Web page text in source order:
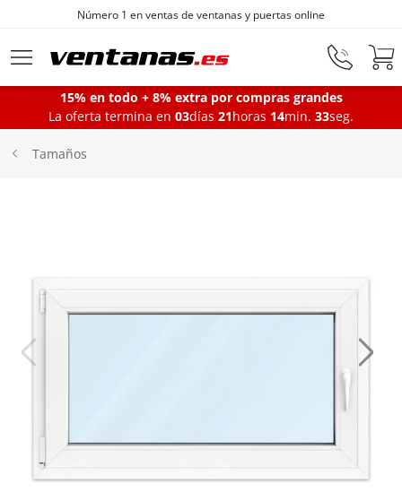
Ir al contenido principal
Número 1 en ventas de ventanas y puertas online
Ventanas
Puertas de garaje
Contacta con nosotros
15% en todo + 8% extra por compras grandes
La oferta termina en 03días 21horas 14min. 33seg.
Tamaños